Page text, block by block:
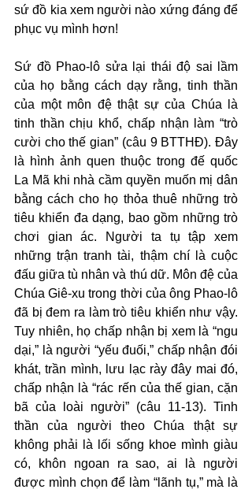
sứ đồ kia xem người nào xứng đáng để
phục vụ mình hơn!
Sứ đồ Phao-lô sửa lại thái độ sai lầm
của họ bằng cách dạy rằng, tinh thần
của một môn đệ thật sự của Chúa là
tinh thần chịu khổ, chấp nhận làm “trò
cười cho thế gian” (câu 9 BTTHĐ). Đây
là hình ảnh quen thuộc trong đế quốc
La Mã khi nhà cầm quyền muốn mị dân
bằng cách cho họ thỏa thuê những trò
tiêu khiển đa dạng, bao gồm những trò
chơi gian ác. Người ta tụ tập xem
những trận tranh tài, thậm chí là cuộc
đấu giữa tù nhân và thú dữ. Môn đệ của
Chúa Giê-xu trong thời của ông Phao-lô
đã bị đem ra làm trò tiêu khiển như vậy.
Tuy nhiên, họ chấp nhận bị xem là “ngu
dại,” là người “yếu đuối,” chấp nhận đói
khát, trần mình, lưu lạc rày đây mai đó,
chấp nhận là “rác rến của thế gian, cặn
bã của loài người” (câu 11-13). Tinh
thần của người theo Chúa thật sự
không phải là lối sống khoe mình giàu
có, khôn ngoan ra sao, ai là người
được mình chọn để làm “lãnh tụ,” mà là